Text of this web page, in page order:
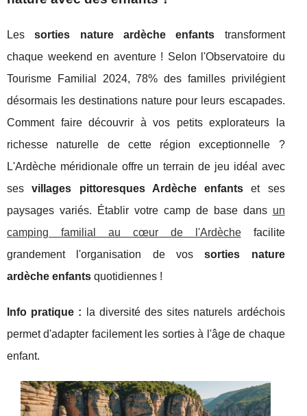
Lessorties nature ardèche enfants transforment
chaque weekend en aventure ! Selon l'Observatoire du
Tourisme Familial 2024, 78% des familles privilégient
désormais les destinations nature pour leurs escapades.
Comment faire découvrir à vos petits explorateurs la
richesse naturelle de cette région exceptionnelle ?
L'Ardèche méridionale offre un terrain de jeu idéal avec
sesvillages pittoresques Ardèche enfants et ses
paysages variés. Établir votre camp de base dans un
camping familial au cœur de l'Ardèchefacilite
grandement l'organisation de vossorties nature
ardèche enfants quotidiennes !
Info pratique : la diversité des sites naturels ardéchois
permet d'adapter facilement les sorties à l'âge de chaque
enfant.